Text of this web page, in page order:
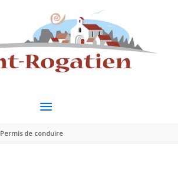
MENU
PRINCIPAL
Permis de conduire